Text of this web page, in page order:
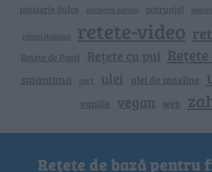
patiserie dulce patiserie sarata patrunjel
reteta italiana retete-video
Retete de Pasti Rețete cu pui
smantana tort ulei ulei de masline
vanilie vegan web
Rețete de bază pentru